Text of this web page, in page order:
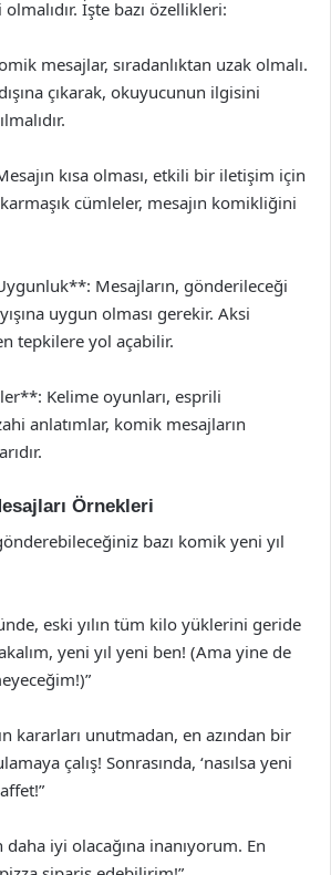
olmalıdır. İşte bazı özellikleri:
mesajlar, sıradanlıktan uzak olmalı.
çıkarak, okuyucunun ilgisini
kısa olması, etkili bir iletişim için
cümleler, mesajın komikliğini
Mesajların, gönderileceği
uygun olması gerekir. Aksi
tepkilere yol açabilir.
Kelime oyunları, esprili
anlatımlar, komik mesajların
Örnekleri
bazı komik yeni yıl
eski yılın tüm kilo yüklerini geride
yeni yıl yeni ben! (Ama yine de
kararları unutmadan, en azından bir
çalış! Sonrasında, ‘nasılsa yeni
daha iyi olacağına inanıyorum. En